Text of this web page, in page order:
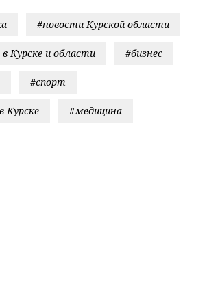
#новости Курской области
Курске и области #бизнес
#спорт
Курске #медицина